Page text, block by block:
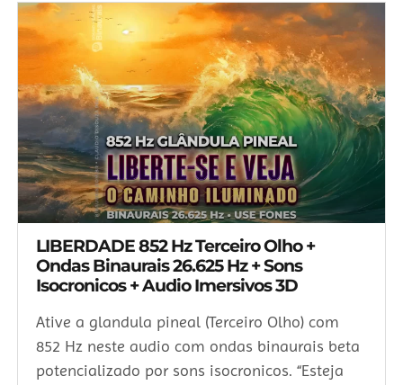
LIBERDADE 852 Hz Terceiro Olho +
Ondas Binaurais 26.625 Hz + Sons
Isocronicos + Audio Imersivos 3D
Ative a glandula pineal (Terceiro Olho) com
852 Hz neste audio com ondas binaurais beta
potencializado por sons isocronicos. “Esteja